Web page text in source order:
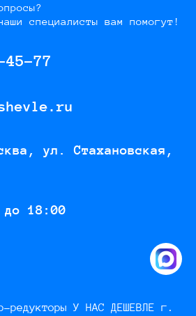
специалисты вам помогут!
77
ул. Стахановская,
18:00
редукторы У НАС ДЕШЕВЛЕ г.